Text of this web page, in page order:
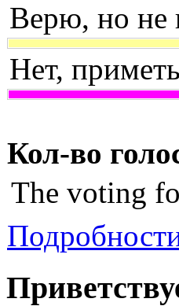
Верю, но не
Нет,
Кол-во
The voting